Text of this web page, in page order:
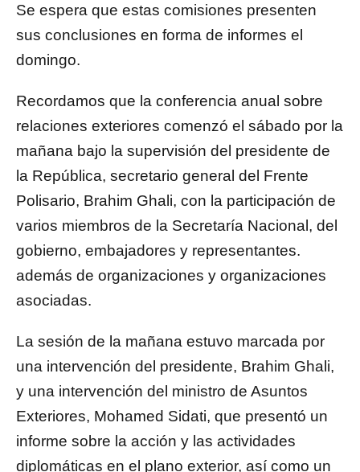
Se espera que estas comisiones presenten
sus conclusiones en forma de informes el
domingo.
Recordamos que la conferencia anual sobre
relaciones exteriores comenzó el sábado por la
mañana bajo la supervisión del presidente de
la República, secretario general del Frente
Polisario, Brahim Ghali, con la participación de
varios miembros de la Secretaría Nacional, del
gobierno, embajadores y representantes.
además de organizaciones y organizaciones
asociadas.
La sesión de la mañana estuvo marcada por
una intervención del presidente, Brahim Ghali,
y una intervención del ministro de Asuntos
Exteriores, Mohamed Sidati, que presentó un
informe sobre la acción y las actividades
diplomáticas en el plano exterior, así como un